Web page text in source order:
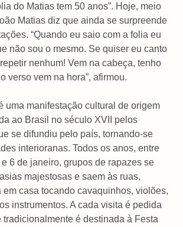
do Matias tem 50 anos”. Hoje, meio
Matias diz que ainda se surpreende
“Quando eu saio com a folia eu
não sou o mesmo. Se quiser eu canto
nenhum! Vem na cabeça, tenho
verso vem na hora”, afirmou.
uma manifestação cultural de origem
ao Brasil no século XVII pelos
se difundiu pelo país, tornando-se
interioranas. Todos os anos, entre
6 de janeiro, grupos de rapazes se
majestosas e saem às ruas,
em casa tocando cavaquinhos, violões,
instrumentos. A cada visita é pedida
tradicionalmente é destinada à Festa